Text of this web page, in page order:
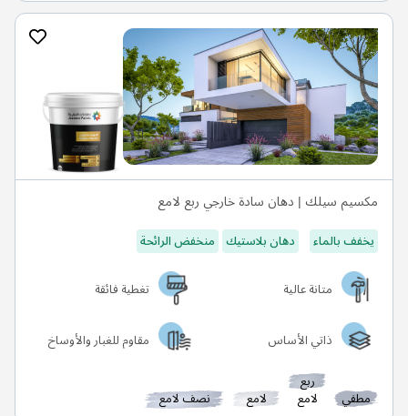
مكسيم سيلك | دهان سادة خارجي ربع لامع
يخفف بالماء دهان بلاستيك منخفض الرائحة
متانة عالية
تغطية فائقة
ذاتي الأساس
مقاوم للغبار والأوساخ
مطفي
ربع
لامع لامع نصف لامع